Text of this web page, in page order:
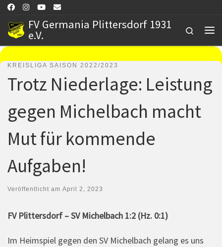
FV Germania Plittersdorf 1931
e.V.
Search
KREISLIGA SAISON 2022/2023
Trotz Niederlage: Leistung
gegen Michelbach macht
Mut für kommende
Aufgaben!
Veröffentlicht am April 2, 2023
FV Plittersdorf – SV Michelbach 1:2 (Hz. 0:1)
Im Heimspiel gegen den SV Michelbach gelang es uns